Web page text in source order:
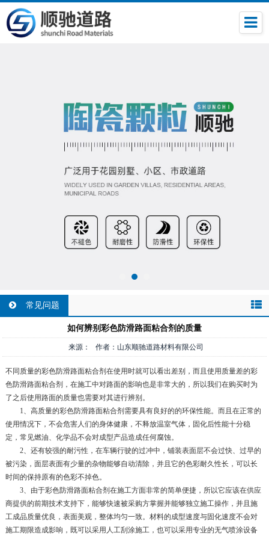
常见问题
如何辨别彩色防滑路面粘合剂的质量
来源： 作者：山东顺驰道路材料有限公司
不同质量的彩色防滑路面粘合剂在使用时就可以看出差别，而且使用质量差的彩
色防滑路面粘合剂，在施工中对路面的影响也是非常大的，所以我们在购买时为
了之后使用路面的质量也需要对其进行辨别。
1、高质量的彩色防滑路面粘合剂需要具有良好的的环保性能。而且在正常的
使用情况下，不会危害人们的身体健康，不释放温室气体，固化后性能十分稳
定，常见燃油、化学品不会对成型产品造成任何腐蚀。
2、还有较强的耐污性，在车辆行驶的过冲中，铺装表面层不会过快、过早的
被污染，面层表面有少量的杂物能够自动清除，并且它的色彩耐久性长，可以长
时间的保持原有的色彩不掉色。
3、由于彩色防滑路面粘合剂在施工方面非常的简单便捷，所以它应该在供应
商提供的前期技术支持下，能够快速被采购方掌握并能够独立施工操作，并且施
工成品质量优良，表面美观，整体均匀一致。材料的成型速度与固化速度不会对
施工期限造成影响，既可以采用人工刮涂施工，也可以采用专业的无气喷涂设备